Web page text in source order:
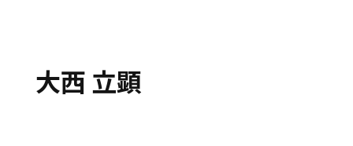
大西 立顕